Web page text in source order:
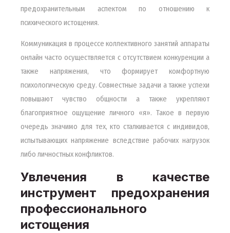
предохранительным аспектом по отношению к
психического истощения.
Коммуникация в процессе коллективного занятий аппараты
онлайн часто осуществляется с отсутствием конкуренции а
также напряжения, что формирует комфортную
психологическую среду. Совместные задачи а также успехи
повышают чувство общности а также укрепляют
благоприятное ощущение личного «я». Такое в первую
очередь значимо для тех, кто сталкивается с индивидов,
испытывающих напряжение вследствие рабочих нагрузок
либо личностных конфликтов.
Увлечения в качестве
инструмент предохранения
профессионального
истощения